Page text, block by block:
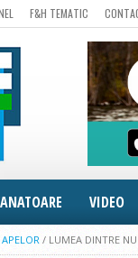
F&H TEMATIC
VIDEO
/ LUMEA DINTRE